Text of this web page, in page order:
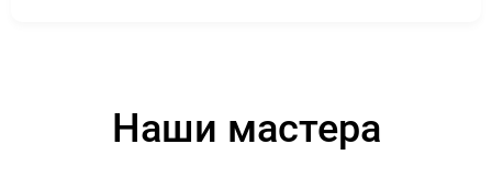
Наши мастера